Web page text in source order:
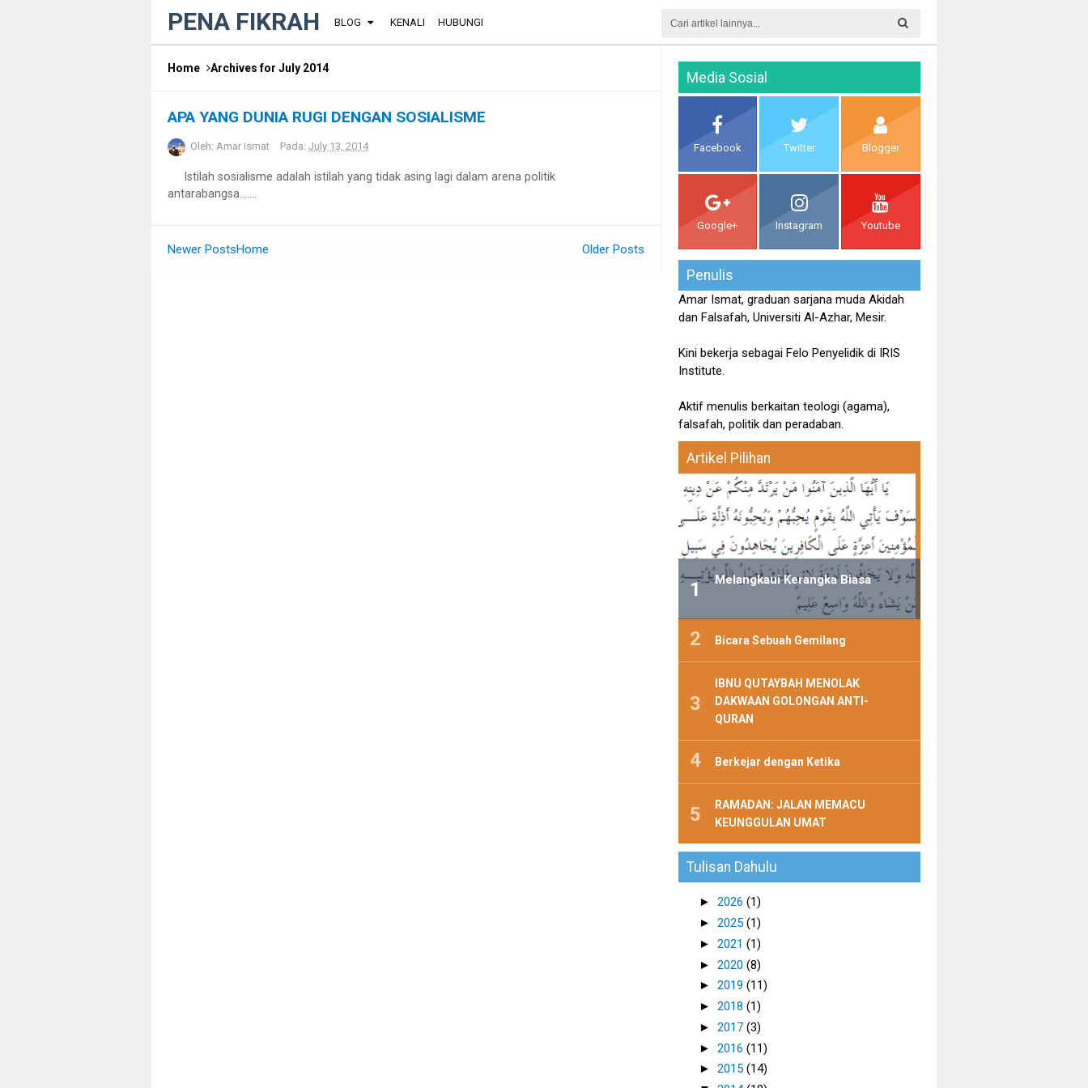
PENA FIKRAH BLOG KENALI HUBUNGI
Home Archives for July 2014
APA YANG DUNIA RUGI DENGAN SOSIALISME
Oleh: Amar Ismat Pada: July 13, 2014
Istilah sosialisme adalah istilah yang tidak asing lagi dalam arena politik
antarabangsa.......
Newer Posts Older Posts
Home
Media Sosial
Facebook Twitter Blogger
Google+ Instagram Youtube
Penulis
Amar Ismat, graduan sarjana muda Akidah
dan Falsafah, Universiti Al-Azhar, Mesir.
Kini bekerja sebagai Felo Penyelidik di IRIS
Institute.
Aktif menulis berkaitan teologi (agama),
falsafah, politik dan peradaban.
Artikel Pilihan
Melangkaui Kerangka Biasa
Bicara Sebuah Gemilang
IBNU QUTAYBAH MENOLAK
DAKWAAN GOLONGAN ANTI-
QURAN
Berkejar dengan Ketika
RAMADAN: JALAN MEMACU
KEUNGGULAN UMAT
Tulisan Dahulu
► 2026 (1)
► 2025 (1)
► 2021 (1)
► 2020 (8)
► 2019 (11)
► 2018 (1)
► 2017 (3)
► 2016 (11)
► 2015 (14)